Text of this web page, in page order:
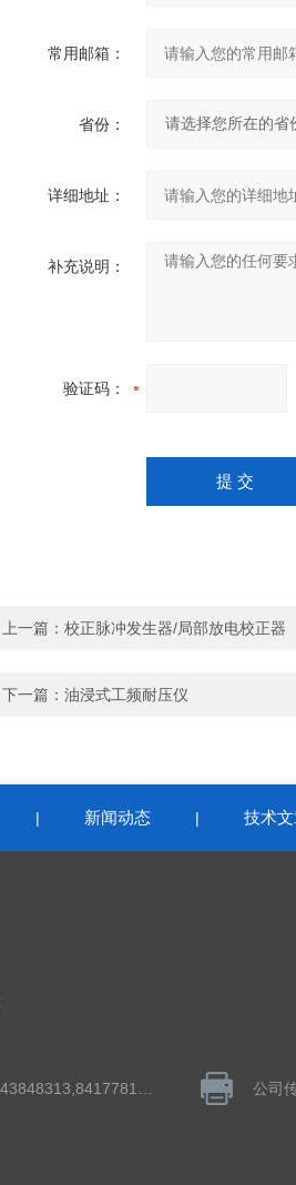
常用邮箱：
省份：
详细地址：
补充说明：
验证码：
上一篇： 校正脉冲发生器/局部放电校正器
下一篇： 油浸式工频耐压仪
| 新闻动态 | 技术
公司